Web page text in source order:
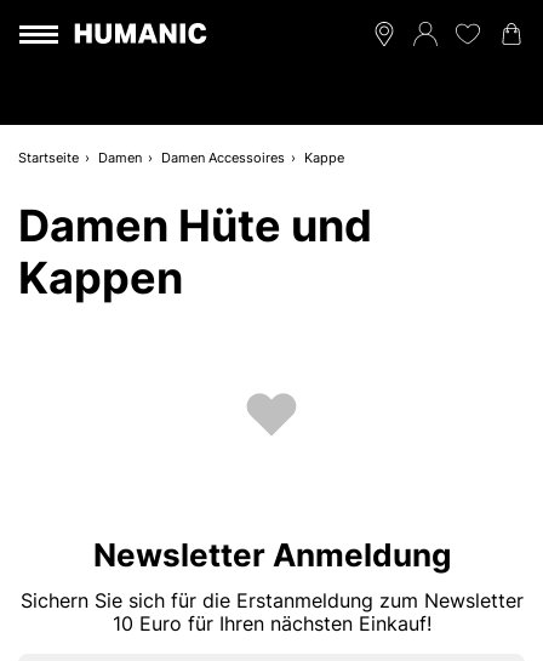
Startseite Damen Damen Accessoires Kappe
Damen Hüte und
Kappen
Newsletter Anmeldung
Sichern Sie sich für die Erstanmeldung zum Newsletter
10 Euro für Ihren nächsten Einkauf!